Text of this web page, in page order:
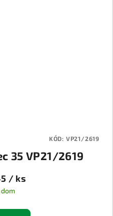
35 VP21/2619
/ ks
KÓD: VP21/2619